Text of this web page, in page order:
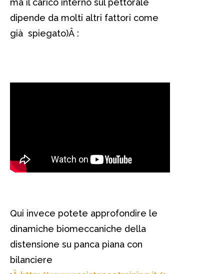
ma il carico interno sul pettorale
dipende da molti altri fattori come
già spiegato)Â :
Qui invece potete approfondire le
dinamiche biomeccaniche della
distensione su panca piana con
bilanciere